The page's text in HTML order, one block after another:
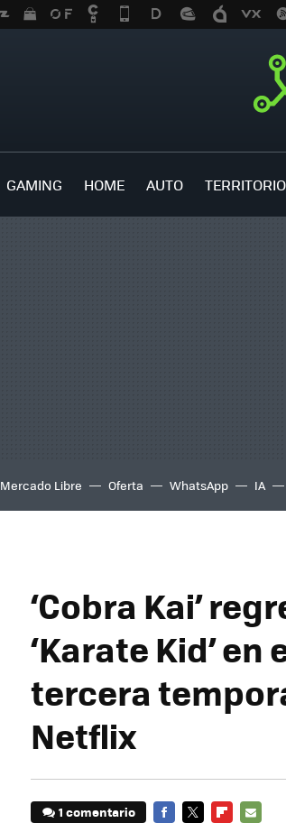
GAMING HOME AUTO
Mercado Libre Oferta WhatsApp IA
‘Cobra Kai’
‘Karate Kid’
tercera
Netflix
1 comentario